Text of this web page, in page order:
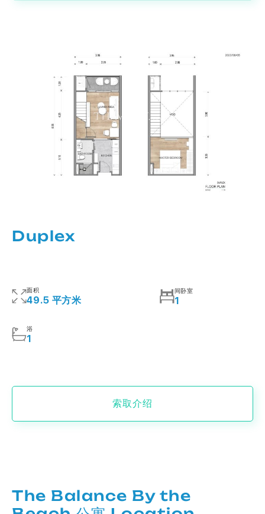
Duplex
面积
49.5 平方米
间卧室
1
浴
1
索取介绍
The Balance By the